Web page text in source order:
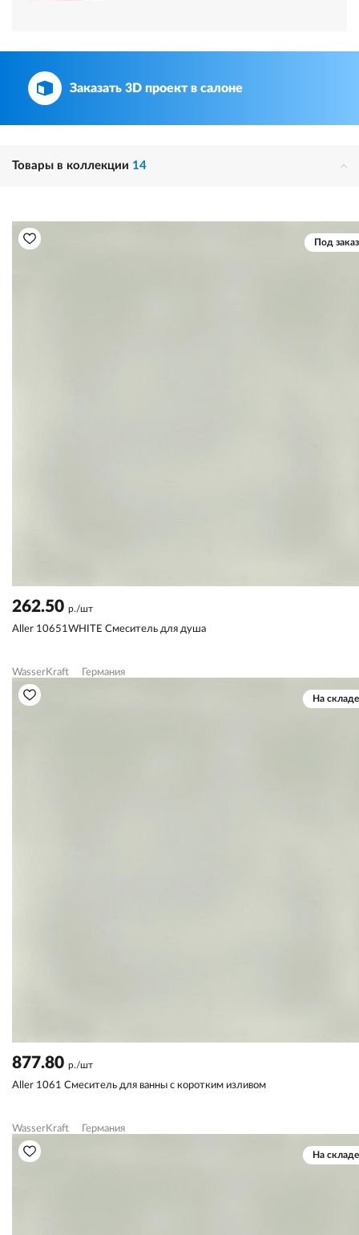
Заказать 3D проект в салоне
Товары в коллекции 14
Под заказ
262.50 р./шт
Aller 10651WHITE Смеситель для душа
WasserKraft Германия
На складе
877.80 р./шт
Aller 1061 Смеситель для ванны с коротким изливом
WasserKraft Германия
На складе